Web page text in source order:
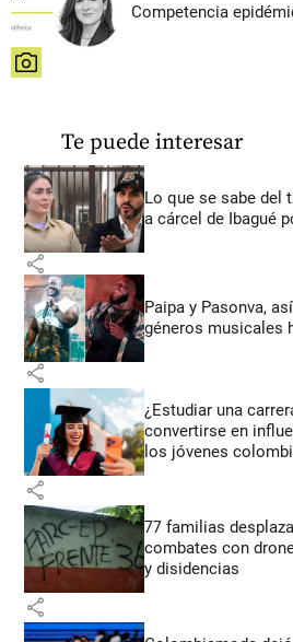
Competencia
share
Te puede interesar
Lo que se sabe del
a cárcel de Ibagué
share
Paipa y Pasonva,
géneros musicales
share
¿Estudiar una
convertirse en
los jóvenes
share
77 familias
combates con
y disidencias
share